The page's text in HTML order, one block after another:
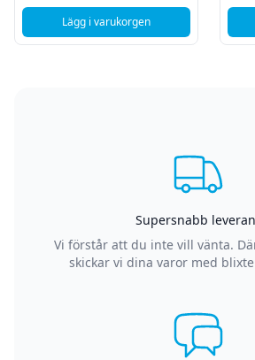
Lägg i varukorgen, ASRock B860M Pro-A
Supersnabb
Vi förstår att du inte vill vänta.
skickar vi dina varor med